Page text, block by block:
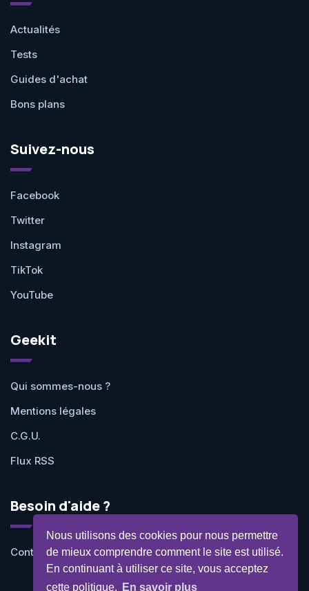
Nous utilisons des cookies pour nous permettre
de mieux comprendre comment le site est utilisé.
En continuant à utiliser ce site, vous acceptez
cette politique.
En savoir plus
Actualités
Tests
Guides d'achat
Bons plans
Suivez-nous
Facebook
Twitter
Instagram
TikTok
YouTube
Geekit
Qui sommes-nous ?
Mentions légales
C.G.U.
Flux RSS
Besoin d'aide ?
Contactez-nous